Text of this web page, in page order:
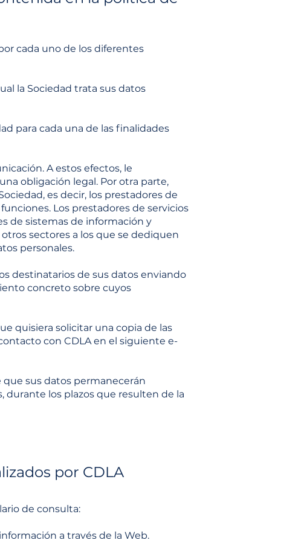
cada uno de los diferentes
la Sociedad trata sus datos
para cada una de las finalidades
A estos efectos, le
obligación legal. Por otra parte,
es decir, los prestadores de
Los prestadores de servicios
de sistemas de información y
sectores a los que se dediquen
personales.
destinatarios de sus datos enviando
concreto sobre cuyos
quisiera solicitar una copia de las
con CDLA en el siguiente e-
que sus datos permanecerán
durante los plazos que resulten de la
por CDLA
de consulta:
a través de la Web.